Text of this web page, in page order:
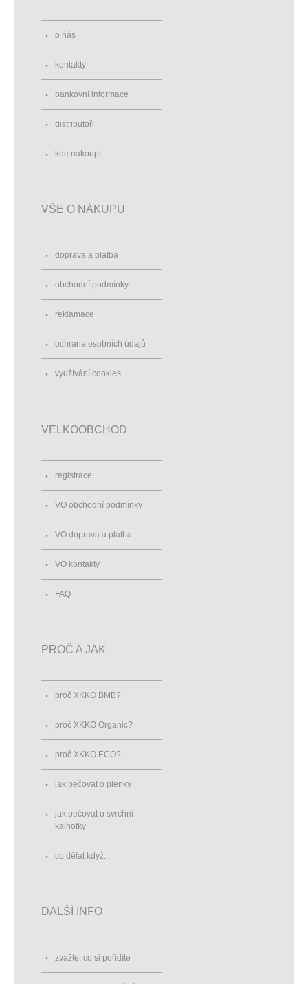
o nás
kontakty
bankovní informace
distributoři
kde nakoupit
VŠE O NÁKUPU
doprava a platba
obchodní podmínky
reklamace
ochrana osobních údajů
využívání cookies
VELKOOBCHOD
registrace
VO obchodní podmínky
VO doprava a platba
VO kontakty
FAQ
PROČ A JAK
proč XKKO BMB?
proč XKKO Organic?
proč XKKO ECO?
jak pečovat o plenky
jak pečovat o svrchní
kalhotky
co dělat když...
DALŠÍ INFO
zvažte, co si pořídíte